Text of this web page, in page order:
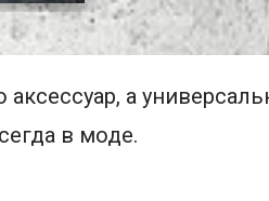
а
в моде.